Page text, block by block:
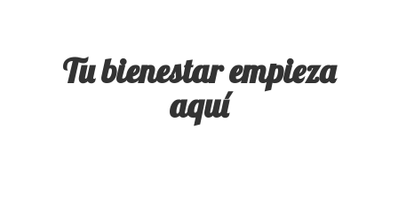
Tu bienestarempieza
aquí